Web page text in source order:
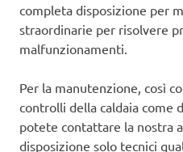
completa disposizione per
straordinarie per risolvere
malfunzionamenti.
Per la manutenzione, così
controlli della caldaia come
potete contattare la nostra
disposizione solo tecnici